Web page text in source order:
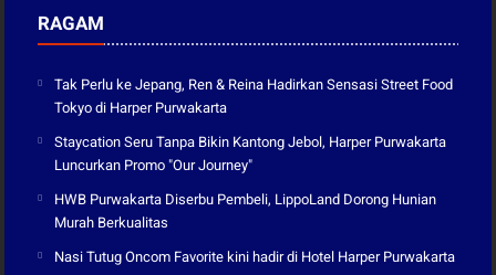
RAGAM
Tak Perlu ke Jepang, Ren & Reina Hadirkan Sensasi Street Food
Tokyo di Harper Purwakarta
Staycation Seru Tanpa Bikin Kantong Jebol, Harper Purwakarta
Luncurkan Promo "Our Journey"
HWB Purwakarta Diserbu Pembeli, LippoLand Dorong Hunian
Murah Berkualitas
Nasi Tutug Oncom Favorite kini hadir di Hotel Harper Purwakarta